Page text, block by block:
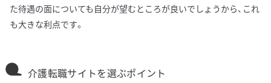
た待遇の面についても自分が望むところが良いでしょうから、これ
も大きな利点です。
介護転職サイトを選ぶポイント